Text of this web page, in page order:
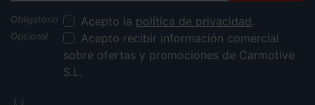
Acepto la política de privacidad.
Acepto recibir información comercial
sobre ofertas y promociones de Carmotive
S.L.